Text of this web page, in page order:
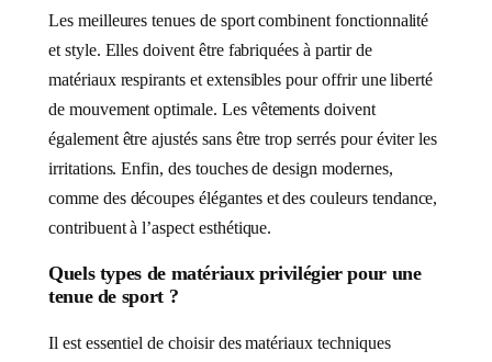
Les meilleures tenues de sport combinent fonctionnalité
et style. Elles doivent être fabriquées à partir de
matériaux respirants et extensibles pour offrir une liberté
de mouvement optimale. Les vêtements doivent
également être ajustés sans être trop serrés pour éviter les
irritations. Enfin, des touches de design modernes,
comme des découpes élégantes et des couleurs tendance,
contribuent à l’aspect esthétique.
Quels types de matériaux privilégier pour une
tenue de sport ?
Il est essentiel de choisir des matériaux techniques